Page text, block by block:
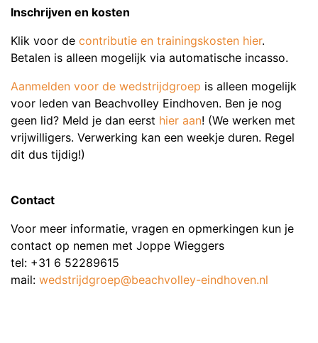
Inschrijven en kosten
Klik voor de contributie en trainingskosten hier.
Betalen is alleen mogelijk via automatische incasso.
Aanmelden voor de wedstrijdgroep is alleen mogelijk
voor leden van Beachvolley Eindhoven. Ben je nog
geen lid? Meld je dan eerst hier aan! (We werken met
vrijwilligers. Verwerking kan een weekje duren. Regel
dit dus tijdig!)
Contact
Voor meer informatie, vragen en opmerkingen kun je
contact op nemen met Joppe Wieggers
tel: +31 6 52289615
mail: wedstrijdgroep@beachvolley-eindhoven.nl